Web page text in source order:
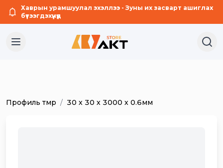
Хаврын урамшуулал эхэллээ - Зуны их засварт ашиглах
бүтээгдэхүүнүүд
Профиль төмөр / 30 х 30 х 3000 х 0.6мм